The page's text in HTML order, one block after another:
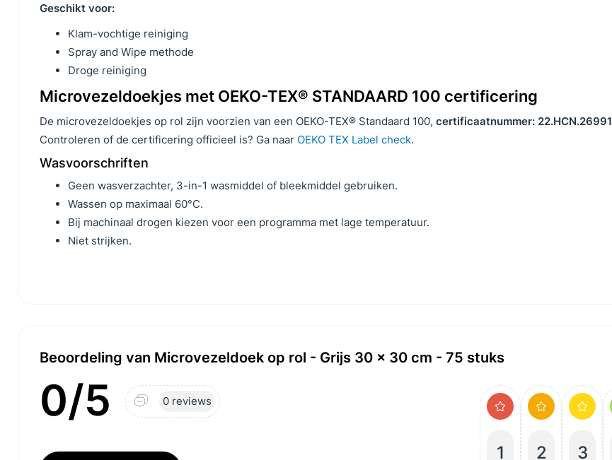
Geschikt voor:
Klam-vochtige reiniging
Spray and Wipe methode
Droge reiniging
Microvezeldoekjes met OEKO-TEX® STANDAARD 100 certificering
De microvezeldoekjes op rol zijn voorzien van een OEKO-TEX® Standaard 100, certificaatnummer: 22.HCN.26991
Controleren of de certificering officieel is? Ga naar OEKO TEX Label check.
Wasvoorschriften
Geen wasverzachter, 3-in-1 wasmiddel of bleekmiddel gebruiken.
Wassen op maximaal 60°C.
Bij machinaal drogen kiezen voor een programma met lage temperatuur.
Niet strijken.
Beoordeling van Microvezeldoek op rol - Grijs 30 x 30 cm - 75 stuks
0/5 0 reviews
1 2 3